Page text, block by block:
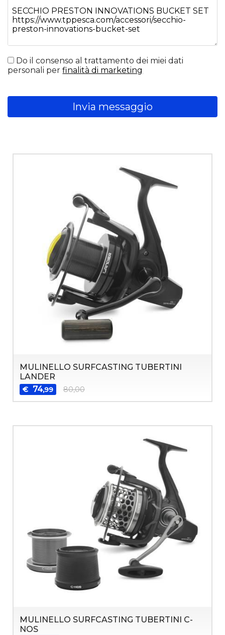
Do il consenso al trattamento dei miei dati
personali perfinalità di marketing
Invia messaggio
MULINELLO SURFCASTING TUBERTINI
LANDER
€ 74,99 80,00
MULINELLO SURFCASTING TUBERTINI C-
NOS